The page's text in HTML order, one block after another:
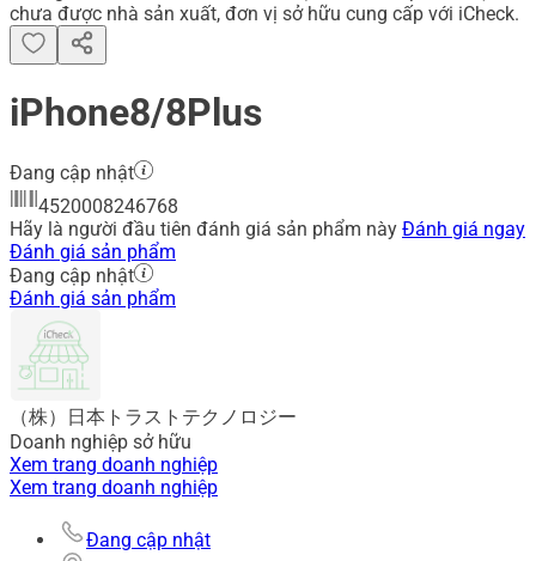
chưa được nhà sản xuất, đơn vị sở hữu cung cấp với iCheck.
iPhone8/8Plus
Đang cập nhật
4520008246768
Hãy là người đầu tiên đánh giá sản phẩm này Đánh giá ngay
Đánh giá sản phẩm
Đang cập nhật
Đánh giá sản phẩm
（株）日本トラストテクノロジー
Doanh nghiệp sở hữu
Xem trang doanh nghiệp
Xem trang doanh nghiệp
Đang cập nhật